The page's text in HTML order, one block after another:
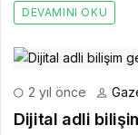
DEVAMINI OKU
2 yıl önce
Dijital adli